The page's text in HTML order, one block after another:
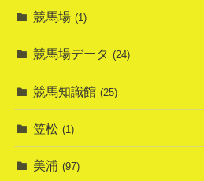
競馬場 (1)
競馬場データ (24)
競馬知識館 (25)
笠松 (1)
美浦 (97)